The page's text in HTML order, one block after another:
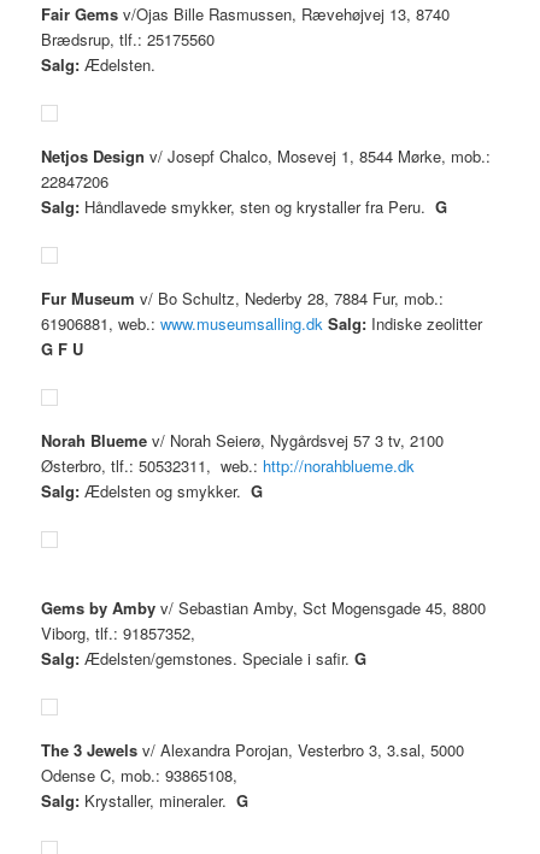
Fair Gems v/Ojas Bille Rasmussen, Rævehøjvej 13, 8740
Brædsrup, tlf.: 25175560
Salg: Ædelsten.
Netjos Design v/ Josepf Chalco, Mosevej 1, 8544 Mørke, mob.:
22847206
Salg: Håndlavede smykker, sten og krystaller fra Peru.G
Fur Museum v/ Bo Schultz, Nederby 28, 7884 Fur, mob.:
61906881, web.:www.museumsalling.dk Salg: Indiske zeolitter
G F U
Norah Bluemev/ Norah Seierø, Nygårdsvej 57 3 tv, 2100
Østerbro, tlf.: 50532311, web.: http://norahblueme.dk
Salg: Ædelsten og smykker.G
Gems by Amby v/ Sebastian Amby, Sct Mogensgade 45, 8800
Viborg, tlf.: 91857352,
Salg: Ædelsten/gemstones. Speciale i safir.G
The 3 Jewels v/ Alexandra Porojan, Vesterbro 3, 3.sal, 5000
Odense C, mob.: 93865108,
Salg: Krystaller, mineraler.G